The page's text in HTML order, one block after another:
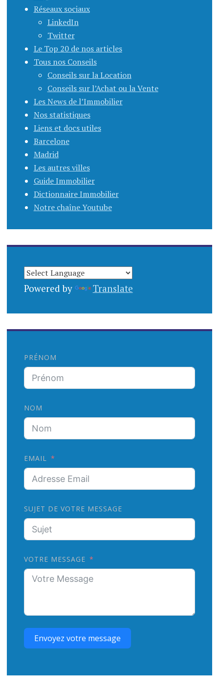
Réseaux sociaux
LinkedIn
Twitter
Le Top 20 de nos articles
Tous nos Conseils
Conseils sur la Location
Conseils sur l’Achat ou la Vente
Les News de l’Immobilier
Nos statistiques
Liens et docs utiles
Barcelone
Madrid
Les autres villes
Guide Immobilier
Dictionnaire Immobilier
Notre chaîne Youtube
Powered by Translate
PRÉNOM
NOM
EMAIL
SUJET DE VOTRE MESSAGE
VOTRE MESSAGE
Envoyez votre message